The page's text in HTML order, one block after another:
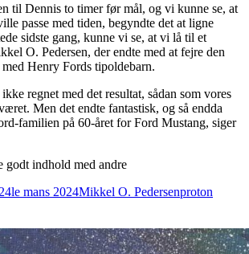
til Dennis to timer før mål, og vi kunne se, at
passe med tiden, begyndte det at ligne
sidste gang, kunne vi se, at vi lå til et
O. Pedersen, der endte med at fejre den
med Henry Fords tipoldebarn.
regnet med det resultat, sådan som vores
Men det endte fantastisk, og så endda
familien på 60-året for Ford Mustang, siger
godt indhold med andre
le mans 2024Mikkel O. Pedersenproton